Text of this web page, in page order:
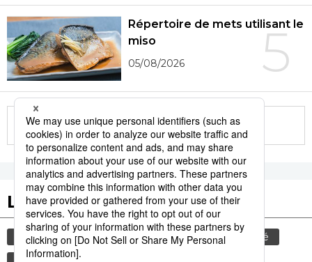
5
Répertoire de mets utilisant le
miso
05/08/2026
More in this series
Les tags populaires
gastronomie culture histoire
société